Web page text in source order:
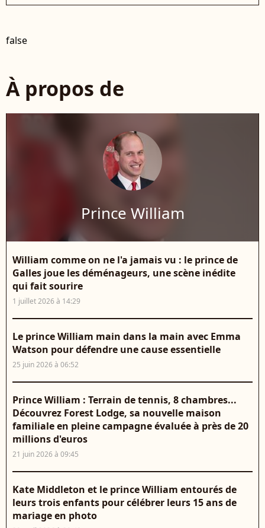
false
À propos de
Prince William
William comme on ne l'a jamais vu : le prince de
Galles joue les déménageurs, une scène inédite
qui fait sourire
1 juillet 2026 à 14:29
Le prince William main dans la main avec Emma
Watson pour défendre une cause essentielle
25 juin 2026 à 06:52
Prince William : Terrain de tennis, 8 chambres...
Découvrez Forest Lodge, sa nouvelle maison
familiale en pleine campagne évaluée à près de 20
millions d'euros
21 juin 2026 à 09:45
Kate Middleton et le prince William entourés de
leurs trois enfants pour célébrer leurs 15 ans de
mariage en photo